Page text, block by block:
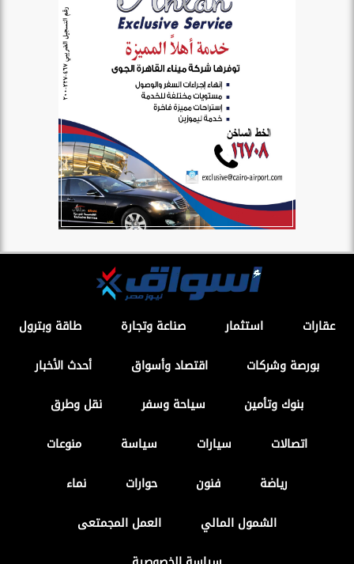
عقارات استثمار صناعة وتجارة
طاقة وبترول
بورصة وشركات
اقتصاد وأسواق
أحدث الأخبار
بنوك وتأمين
سياحة وسفر
نقل وطرق
اتصالات
سيارات سياسة
منوعات
رياضة
فنون حوارات
نماء
الشمول المالي
العمل المجمتعى